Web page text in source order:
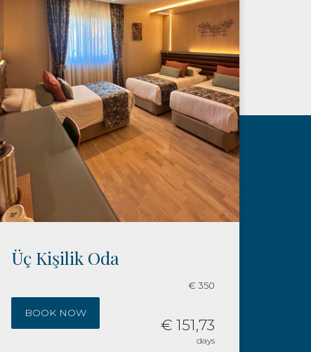
Family Room
BOOK NOW
€ 151,73